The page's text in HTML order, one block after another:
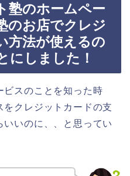
塾のホームペー
のお店でクレジ
方法が使えるの
にしました！
ビスのことを知った時
クレジットカードの支
いのに、、と思ってい